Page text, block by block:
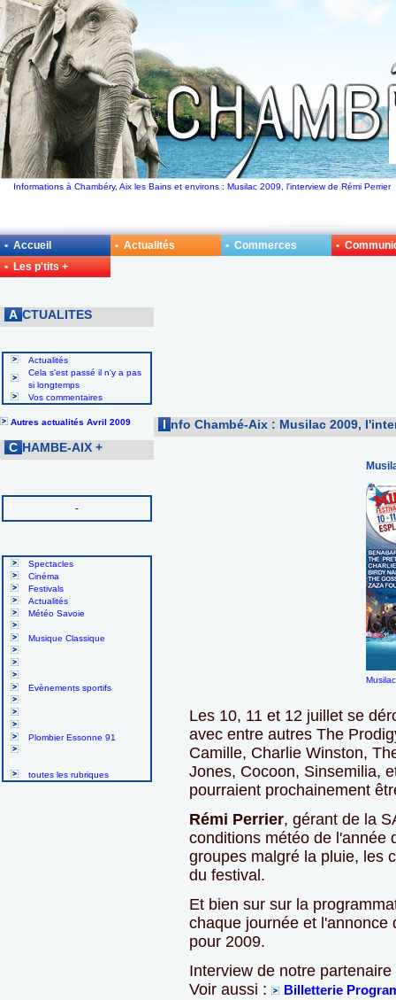
Informations à Chambéry, Aix les Bains et environs : Musilac 2009, l'interview de Rémi Perrier
A CTUALITES
Actualités
Cela s'est passé il n'y a pas
si longtemps
Vos commentaires
Autres actualités Avril 2009
C HAMBE-AIX +
-
Spectacles
Cinéma
Festivals
Actualités
Météo Savoie
Musique Classique
Evènements sportifs
Plombier Essonne 91
toutes les rubriques
I nfo Chambé-Aix : Musilac 2009,
Les 10, 11 et 12 juillet se
avec entre autres The
Camille, Charlie Winston,
Jones, Cocoon, Sinsemilia,
pourraient prochainement
Rémi Perrier, gérant de la
conditions météo de l'année
groupes malgré la pluie, les
du festival.
Et bien sur sur la
chaque journée et l'annonce
pour 2009.
Interview de notre
Voir aussi :
Billetterie
• Accueil • Actualités • Commerces
•
• Les p'tits +